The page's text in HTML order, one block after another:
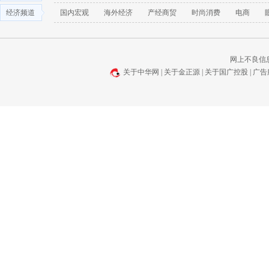
经济频道 国内宏观 海外经济 产经商贸 时尚消费 电商
网上不良信
关于中华网
关于金正源 关于国广控股 广